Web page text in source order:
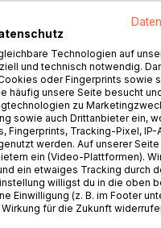
ist Band 3 einer
Talente der Welt
Entdecke Deine
und es ist unsere
für größere Weisheit im
AUTOR/IN
Technologien auf
und technisch notwendig.
oder Fingerprints sowie
häufig unsere Seite besucht
zu
sowie auch Drittanbieter ein,
Fingerprints, Tracking-Pixel, IP-
werden. Auf unserer
ein (Video-Plattformen).
ein etwaiges Tracking durch
willigst du in die oben
Einwilligung (z. B. im Footer
für die Zukunft